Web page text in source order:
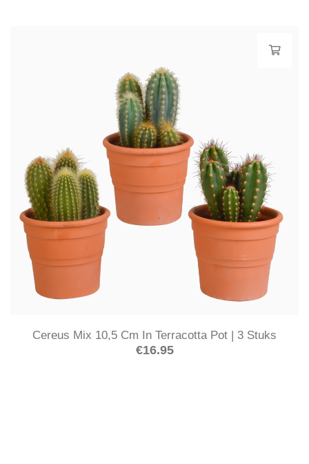
Cereus Mix 10,5 Cm In Terracotta Pot | 3 Stuks
€16.95